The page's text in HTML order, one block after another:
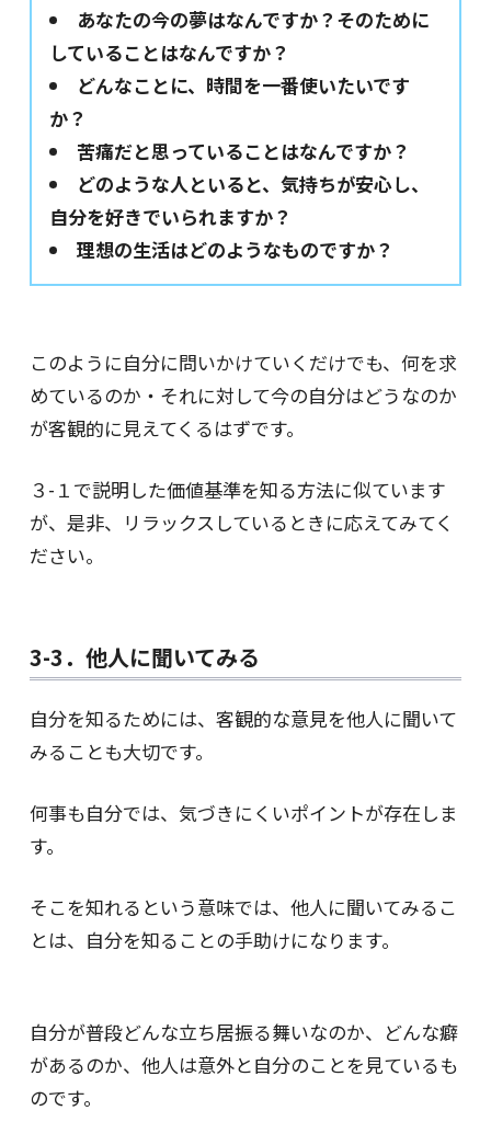
あなたの今の夢はなんですか？そのために
していることはなんですか？
どんなことに、時間を一番使いたいです
か？
苦痛だと思っていることはなんですか？
どのような人といると、気持ちが安心し、
自分を好きでいられますか？
理想の生活はどのようなものですか？
このように自分に問いかけていくだけでも、何を求
めているのか・それに対して今の自分はどうなのか
が客観的に見えてくるはずです。
３-１で説明した価値基準を知る方法に似ています
が、是非、リラックスしているときに応えてみてく
ださい。
3-3．他人に聞いてみる
自分を知るためには、客観的な意見を他人に聞いて
みることも大切です。
何事も自分では、気づきにくいポイントが存在しま
す。
そこを知れるという意味では、他人に聞いてみるこ
とは、自分を知ることの手助けになります。
自分が普段どんな立ち居振る舞いなのか、どんな癖
があるのか、他人は意外と自分のことを見ているも
のです。